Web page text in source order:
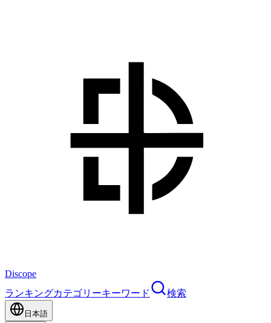
Discope
ランキングカテゴリーキーワード 検索
日本語